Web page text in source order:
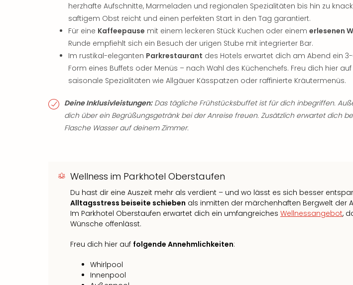
herzhafte Aufschnitte, Marmeladen und regionalen Spezialitäten bis hin zu
saftigem Obst reicht und einen perfekten Start in den Tag garantiert.
Für eine Kaffeepause mit einem leckeren Stück Kuchen oder einem erlesenen
Runde empfiehlt sich ein Besuch der urigen Stube mit integrierter Bar.
Im rustikal-eleganten Parkrestaurant des Hotels erwartet dich am Abend ein
Form eines Buffets oder Menüs – nach Wahl des Küchenchefs. Freu dich hier
saisonale Spezialitäten wie Allgäuer Kässpatzen oder raffinierte Kräutermenüs.
Deine Inklusivleistungen:Das tägliche Frühstücksbuffet ist für dich inbegriffen.
dich über ein Begrüßungsgetränk bei der Anreise freuen. Zusätzlich erwartet dich
Flasche Wasser auf deinem Zimmer.
Wellness im Parkhotel Oberstaufen
Du hast dir eine Auszeit mehr als verdient – und wo lässt es sich besser
Alltagsstress beiseite schieben als inmitten der märchenhaften Bergwelt der
Im Parkhotel Oberstaufen erwartet dich ein umfangreiches Wellnessangebot,
Wünsche offenlässt.
Freu dich hier auf folgende Annehmlichkeiten:
Whirlpool
Innenpool